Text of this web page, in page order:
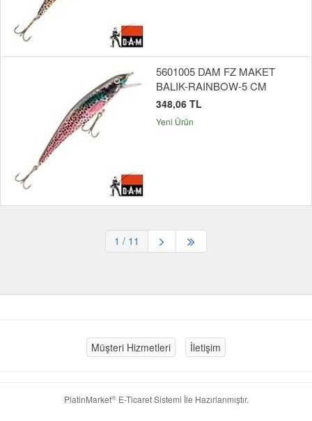
5601005 DAM FZ MAKET
BALIK-RAINBOW-5 CM
348,06 TL
Yeni Ürün
1 / 11
Müşteri Hizmetleri İletişim
PlatinMarket®E-Ticaret Sistemi İle Hazırlanmıştır.